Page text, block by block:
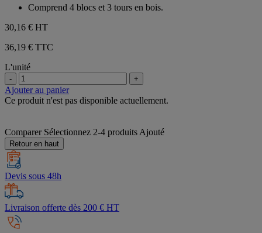
Comprend 4 blocs et 3 tours en bois.
30,16 € HT
36,19 € TTC
L'unité
- +
Ajouter au panier
Ce produit n'est pas disponible actuellement.
Comparer Sélectionnez 2-4 produits Ajouté
Retour en haut
Devis sous 48h
Livraison offerte dès 200 € HT